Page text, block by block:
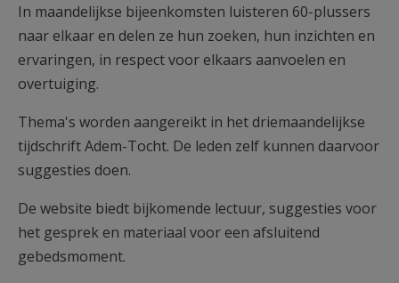
In maandelijkse bijeenkomsten luisteren 60-plussers
naar elkaar en delen ze hun zoeken, hun inzichten en
ervaringen, in respect voor elkaars aanvoelen en
overtuiging.
Thema's worden aangereikt in het driemaandelijkse
tijdschrift Adem-Tocht. De leden zelf kunnen daarvoor
suggesties doen.
De website biedt bijkomende lectuur, suggesties voor
het gesprek en materiaal voor een afsluitend
gebedsmoment.